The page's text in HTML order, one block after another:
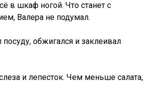
в шкаф ногой. Что станет с
Валера не подумал.
обжигался и заклеивал
и лепесток. Чем меньше салата,